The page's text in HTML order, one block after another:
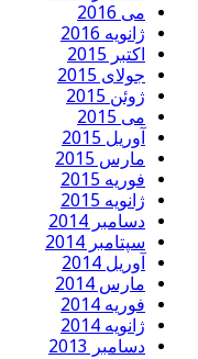
می 2016
ژانویه 2016
اکتبر 2015
جولای 2015
ژوئن 2015
می 2015
آوریل 2015
مارس 2015
فوریه 2015
ژانویه 2015
دسامبر 2014
سپتامبر 2014
آوریل 2014
مارس 2014
فوریه 2014
ژانویه 2014
دسامبر 2013